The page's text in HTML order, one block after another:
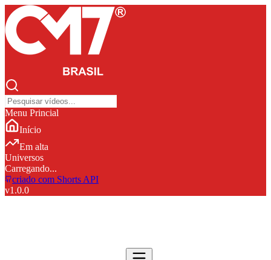
Menu Princial
Início
Em alta
Universos
Carregando...
criado com Shorts API
v1.0.0